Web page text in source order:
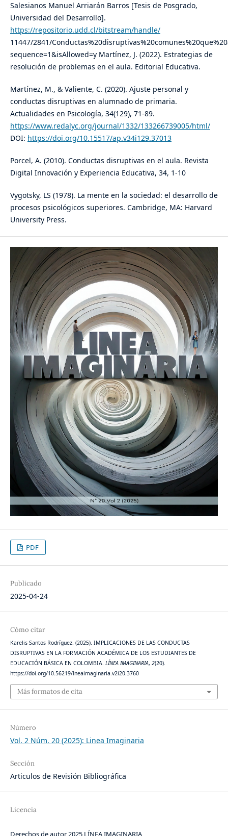
Salesianos Manuel Arriarán Barros [Tesis de Posgrado,
Universidad del Desarrollo].
https://repositorio.udd.cl/bitstream/handle/
11447/2841/
sequence=1&isAllowed=y Martínez, J. (2022). Estrategias de
resolución de problemas en el aula. Editorial Educativa.
Martínez, M., & Valiente, C. (2020). Ajuste personal y
conductas disruptivas en alumnado de primaria.
Actualidades en Psicología, 34(129), 71-89.
https://www.redalyc.org/journal/1332/133266739005/html/
DOI: https://doi.org/10.15517/ap.v34i129.37013
Porcel, A. (2010). Conductas disruptivas en el aula. Revista
Digital Innovación y Experiencia Educativa, 34, 1-10
Vygotsky, LS (1978). La mente en la sociedad: el desarrollo de
procesos psicológicos superiores. Cambridge, MA: Harvard
University Press.
PDF
Publicado
2025-04-24
Cómo citar
Karelis Santos Rodríguez. (2025). IMPLICACIONES DE LAS CONDUCTAS
DISRUPTIVAS EN LA FORMACIÓN ACADÉMICA DE LOS ESTUDIANTES DE
EDUCACIÓN BÁSICA EN COLOMBIA. LÍNEA IMAGINARIA, 2(20).
https://doi.org/10.56219/lneaimaginaria.v2i20.3760
Más formatos de cita
Número
Vol. 2 Núm. 20 (2025): Linea Imaginaria
Sección
Articulos de Revisión Bibliográfica
Licencia
Derechos de autor 2025 LÍNEA IMAGINARIA